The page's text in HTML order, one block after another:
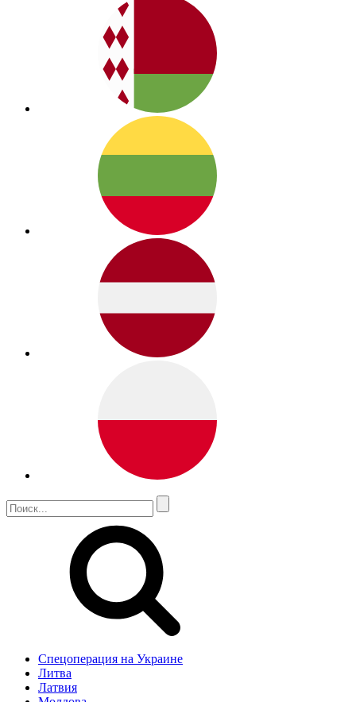
Спецоперация на Украине
Литва
Латвия